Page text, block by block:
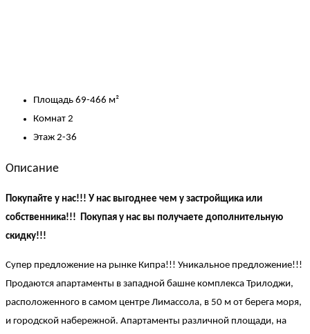
Площадь 69-466 м²
Комнат 2
Этаж 2-36
Описание
Покупайте у нас!!! У нас выгоднее чем у застройщика или
собственника!!! Покупая у нас вы получаете дополнительную
скидку!!!
Супер предложение на рынке Кипра!!! Уникальное предложение!!!
Продаются апартаменты в западной башне комплекса Трилоджи,
расположенного в самом центре Лимассола, в 50 м от берега моря,
и городской набережной. Апартаменты различной площади, на